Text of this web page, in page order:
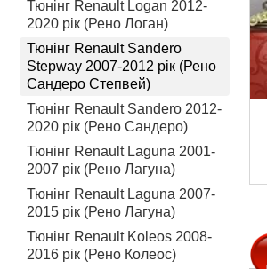
Тюнінг Renault Logan 2012-
2020 рік (Рено Логан)
Тюнінг Renault Sandero
Stepway 2007-2012 рік (Рено
Сандеро Степвей)
Тюнінг Renault Sandero 2012-
2020 рік (Рено Сандеро)
Тюнінг Renault Laguna 2001-
2007 рік (Рено Лагуна)
Тюнінг Renault Laguna 2007-
2015 рік (Рено Лагуна)
Тюнінг Renault Koleos 2008-
2016 рік (Рено Колеос)